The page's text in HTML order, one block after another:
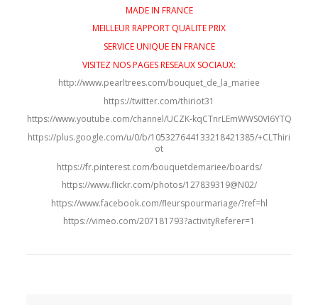
MADE IN FRANCE
MEILLEUR RAPPORT QUALITE PRIX
SERVICE UNIQUE EN FRANCE
VISITEZ NOS PAGES RESEAUX SOCIAUX:
http://www.pearltrees.com/bouquet_de_la_mariee
https://twitter.com/thiriot31
https://www.youtube.com/channel/UCZK-kqCTnrLEmWWS0VI6YTQ
https://plus.google.com/u/0/b/105327644133218421385/+CLThiri
ot
https://fr.pinterest.com/bouquetdemariee/boards/
https://www.flickr.com/photos/127839319@N02/
https://www.facebook.com/fleurspourmariage/?ref=hl
https://vimeo.com/207181793?activityReferer=1